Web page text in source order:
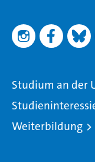
Studium an der
Weiterbildung